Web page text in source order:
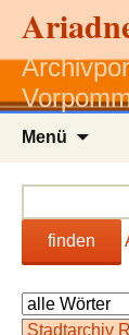
Menü
finden